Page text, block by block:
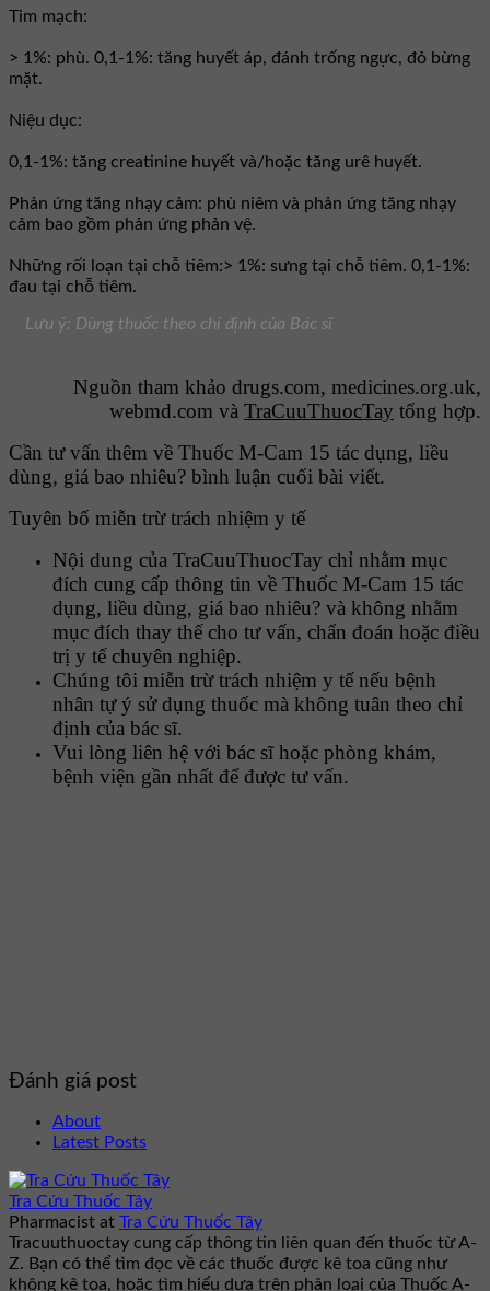
Tim mạch:
> 1%: phù. 0,1-1%: tăng huyết áp, đánh trống ngực, đỏ bừng
mặt.
Niệu dục:
0,1-1%: tăng creatinine huyết và/hoặc tăng urê huyết.
Phản ứng tăng nhạy cảm: phù niêm và phản ứng tăng nhạy
cảm bao gồm phản ứng phản vệ.
Những rối loạn tại chỗ tiêm:> 1%: sưng tại chỗ tiêm. 0,1-1%:
đau tại chỗ tiêm.
Lưu ý: Dùng thuốc theo chỉ định của Bác sĩ
Nguồn tham khảo drugs.com, medicines.org.uk,
webmd.com và TraCuuThuocTay tổng hợp.
Cần tư vấn thêm về Thuốc M-Cam 15 tác dụng, liều
dùng, giá bao nhiêu? bình luận cuối bài viết.
Tuyên bố miễn trừ trách nhiệm y tế
Nội dung của TraCuuThuocTay chỉ nhằm mục
đích cung cấp thông tin về Thuốc M-Cam 15 tác
dụng, liều dùng, giá bao nhiêu? và không nhằm
mục đích thay thế cho tư vấn, chẩn đoán hoặc điều
trị y tế chuyên nghiệp.
Chúng tôi miễn trừ trách nhiệm y tế nếu bệnh
nhân tự ý sử dụng thuốc mà không tuân theo chỉ
định của bác sĩ.
Vui lòng liên hệ với bác sĩ hoặc phòng khám,
bệnh viện gần nhất để được tư vấn.
Đánh giá post
About
Latest Posts
Tra Cứu Thuốc Tây
Pharmacist at Tra Cứu Thuốc Tây
Tracuuthuoctay cung cấp thông tin liên quan đến thuốc từ A-
Z. Bạn có thể tìm đọc về các thuốc được kê toa cũng như
không kê toa, hoặc tìm hiểu dựa trên phân loại của Thuốc A-